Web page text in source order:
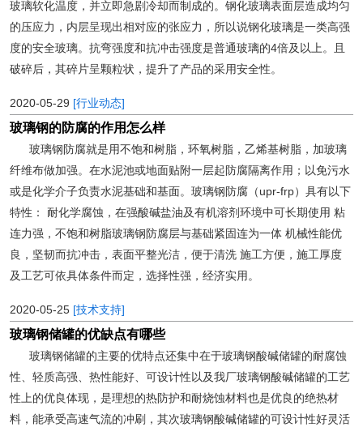
玻璃软化温度，并立即急剧冷却而制成的。钢化玻璃表面层造成均匀
的压应力，内层呈现出相对应的张应力，所以说钢化玻璃是一类高强
度的安全玻璃。抗弯强度和抗冲击强度是普通玻璃的4倍及以上。且
破碎后，其碎片呈颗粒状，提升了产品的采用安全性。
2020-05-29 [行业动态]
玻璃钢的防腐的作用怎么样
玻璃钢防腐就是用不饱和树脂，环氧树脂，乙烯基树脂，加玻璃
纤维布做加强。在水泥池或地面贴附一层起防腐隔离作用；以免污水
或是化学介子负责水泥基础和基面。玻璃钢防腐（upr-frp）具有以下
特性： 耐化学腐蚀，在强酸碱盐油及有机溶剂环境中可长期使用 粘
连力强，不饱和树脂玻璃钢防腐层与基础紧固连为一体 机械性能优
良，坚韧而抗冲击，表面平整光洁，便于清洗 施工方便，施工厚度
及工艺可依具体条件而定，选择性强，经济实用。
2020-05-25 [技术支持]
玻璃钢储罐的优缺点有哪些
玻璃钢储罐的主要的优特点还集中在于玻璃钢酸碱储罐的耐腐蚀
性、轻质高强、热性能好、可设计性以及我厂玻璃钢酸碱储罐的工艺
性上的优良体现，是理想的热防护和耐烧蚀材料也是优良的绝热材
料，能承受高速气流的冲刷，其次玻璃钢酸碱储罐的可设计性好灵活